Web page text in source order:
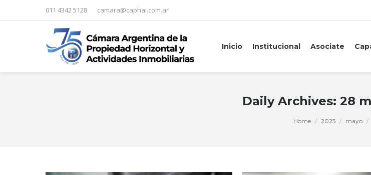
011 4342 5128 camara@caphai.com.ar
Inicio Institucional Asociate
Daily Archives: 28
Home 2025 mayo